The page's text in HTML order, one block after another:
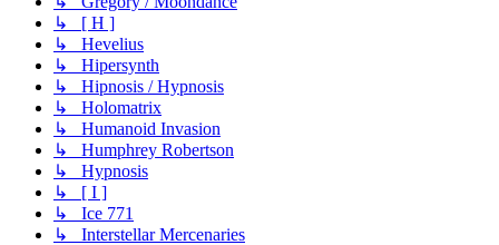
↳ [ H ]
↳ Hevelius
↳ Hipersynth
↳ Hipnosis / Hypnosis
↳ Holomatrix
↳ Humanoid Invasion
↳ Humphrey Robertson
↳ Hypnosis
↳ [ I ]
↳ Ice 771
↳ Interstellar Mercenaries